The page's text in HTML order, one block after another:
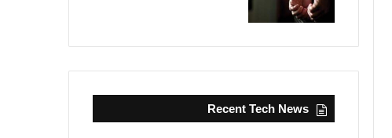
Recent Tech News